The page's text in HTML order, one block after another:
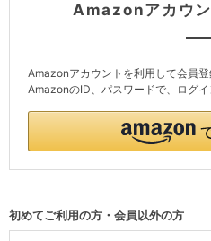
Amazonアカウ
Amazonアカウントを利用して会員登
AmazonのID、パスワードで、ログイ
初めてご利用の方・会員以外の方